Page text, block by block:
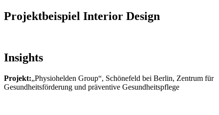
Projektbeispiel Interior Design
Insights
Projekt:„Physiohelden Group“, Schönefeld bei Berlin, Zentrum für
Gesundheitsförderung und präventive Gesundheitspflege